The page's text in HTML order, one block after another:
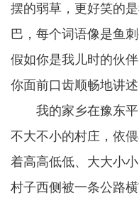
摆的弱草，更好笑的
巴，每个词语像是鱼
假如你是我儿时的伙
你面前口齿顺畅地讲述
我的家乡在豫东平
不大不小的村庄，依
着高高低低、大大小
村子西侧被一条公路